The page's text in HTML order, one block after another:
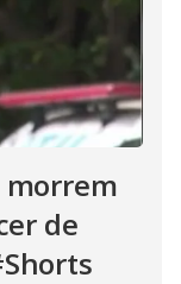
morrem
de